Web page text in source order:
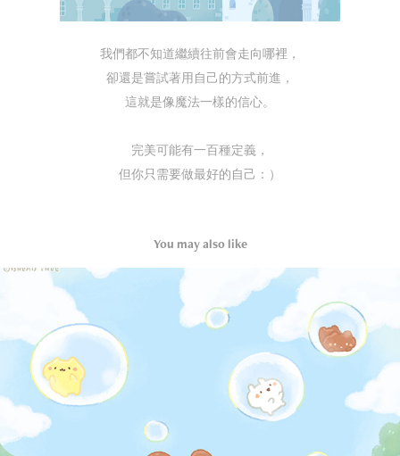
我們都不知道繼續往前會走向哪裡，
卻還是嘗試著用自己的方式前進，
這就是像魔法一樣的信心。
完美可能有一百種定義，
但你只需要做最好的自己：）
You may also like